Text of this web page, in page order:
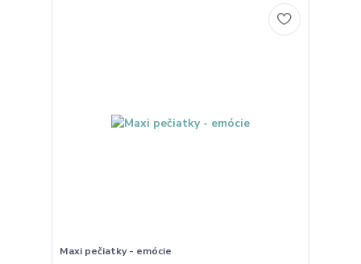
Maxi pečiatky - emócie